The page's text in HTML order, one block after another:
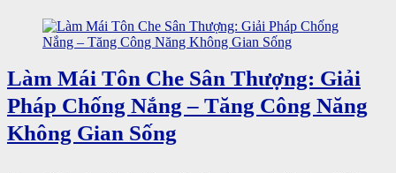
Làm Mái Tôn Che Sân Thượng: Giải
Pháp Chống Nắng – Tăng Công Năng
Không Gian Sống